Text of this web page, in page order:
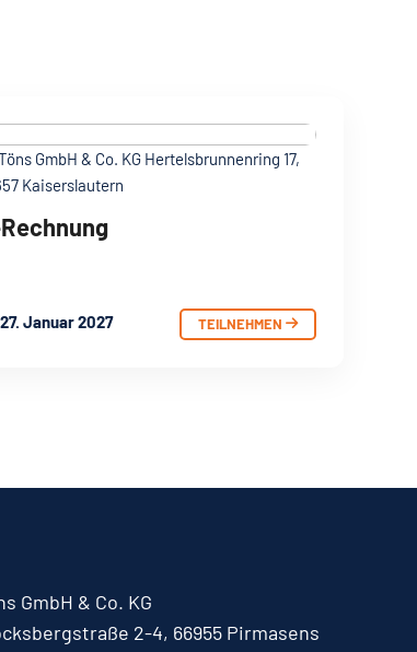
GmbH & Co. KG Hertelsbrunnenring 17,
Kaiserslautern
27. Januar 2027 TEILNEHMEN
GmbH & Co. KG
2-4, 66955 Pirmasens